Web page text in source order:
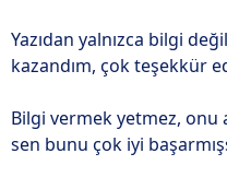
Yazıdan yalnızca bilgi
kazandım, çok teşekkür
Bilgi vermek yetmez, onu
sen bunu çok iyi